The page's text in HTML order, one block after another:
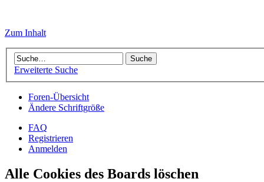
Zum Inhalt
Erweiterte Suche
Foren-Übersicht
Ändere Schriftgröße
FAQ
Registrieren
Anmelden
Alle Cookies des Boards löschen